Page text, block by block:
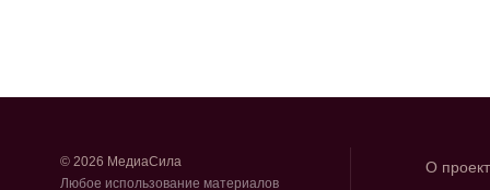
© 2026 МедиаСила
Любое использование материалов
О